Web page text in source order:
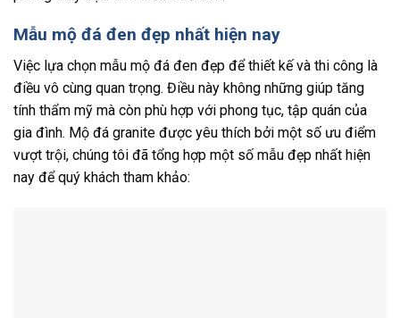
Mẫu mộ đá đen đẹp nhất hiện nay
Việc lựa chọn mẫu mộ đá đen đẹp để thiết kế và thi công là
điều vô cùng quan trọng. Điều này không những giúp tăng
tính thẩm mỹ mà còn phù hợp với phong tục, tập quán của
gia đình. Mộ đá granite được yêu thích bởi một số ưu điểm
vượt trội, chúng tôi đã tổng hợp một số mẫu đẹp nhất hiện
nay để quý khách tham khảo: